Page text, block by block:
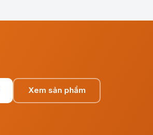
Xem sản phẩm